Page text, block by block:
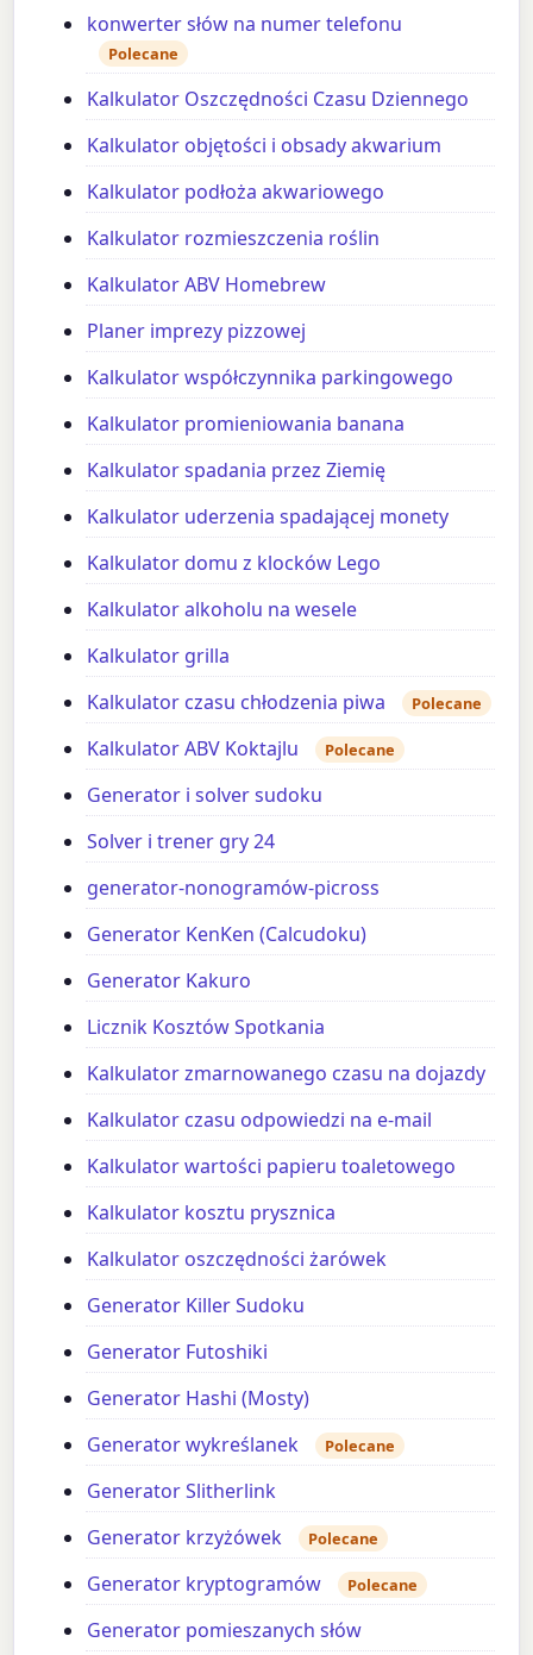
konwerter słów na numer telefonu
Polecane
Kalkulator Oszczędności Czasu Dziennego
Kalkulator objętości i obsady akwarium
Kalkulator podłoża akwariowego
Kalkulator rozmieszczenia roślin
Kalkulator ABV Homebrew
Planer imprezy pizzowej
Kalkulator współczynnika parkingowego
Kalkulator promieniowania banana
Kalkulator spadania przez Ziemię
Kalkulator uderzenia spadającej monety
Kalkulator domu z klocków Lego
Kalkulator alkoholu na wesele
Kalkulator grilla
Kalkulator czasu chłodzenia piwa
Polecane
Kalkulator ABV Koktajlu Polecane
Generator i solver sudoku
Solver i trener gry 24
generator-nonogramów-picross
Generator KenKen (Calcudoku)
Generator Kakuro
Licznik Kosztów Spotkania
Kalkulator zmarnowanego czasu na dojazdy
Kalkulator czasu odpowiedzi na e-mail
Kalkulator wartości papieru toaletowego
Kalkulator kosztu prysznica
Kalkulator oszczędności żarówek
Generator Killer Sudoku
Generator Futoshiki
Generator Hashi (Mosty)
Generator wykreślanek
Polecane
Generator Slitherlink
Generator krzyżówek
Polecane
Generator kryptogramów Polecane
Generator pomieszanych słów